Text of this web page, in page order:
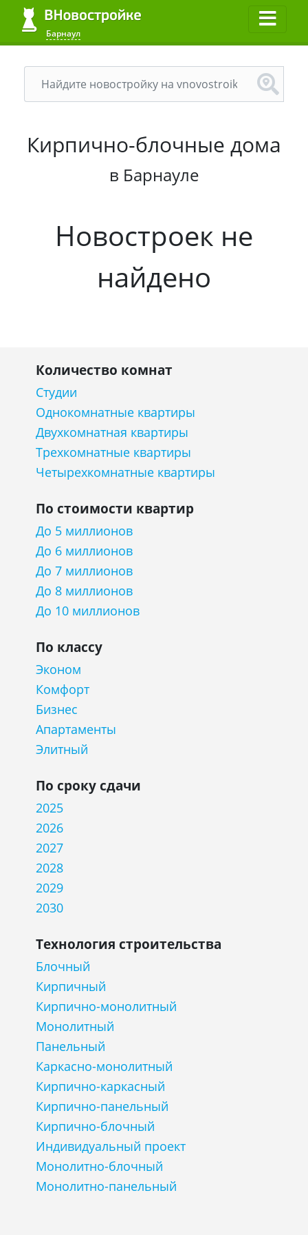
Барнаул
Кирпично-блочные дома
в Барнауле
Новостроек не
найдено
Количество комнат
Студии
Однокомнатные квартиры
Двухкомнатная квартиры
Трехкомнатные квартиры
Четырехкомнатные квартиры
По стоимости квартир
До 5 миллионов
До 6 миллионов
До 7 миллионов
До 8 миллионов
До 10 миллионов
По классу
Эконом
Комфорт
Бизнес
Апартаменты
Элитный
По сроку сдачи
2025
2026
2027
2028
2029
2030
Технология строительства
Блочный
Кирпичный
Кирпично-монолитный
Монолитный
Панельный
Каркасно-монолитный
Кирпично-каркасный
Кирпично-панельный
Кирпично-блочный
Индивидуальный проект
Монолитно-блочный
Монолитно-панельный